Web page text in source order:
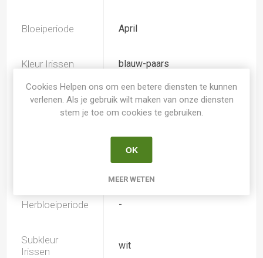
Bloeiperiode April
Kleur Irissen blauw-paars
Soort Iris Germanica Pumila
SDB
Herbloeiperiode -
Subkleur
Irissen
wit
Cookies Helpen ons om een betere diensten te kunnen
verlenen. Als je gebruik wilt maken van onze diensten
stem je toe om cookies te gebruiken.
OK
MEER WETEN